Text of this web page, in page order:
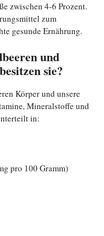
zwischen 4-6 Prozent.
zum
gesunde Ernährung.
und
sie?
Körper und unsere
Mineralstoffe und
in:
pro 100 Gramm)